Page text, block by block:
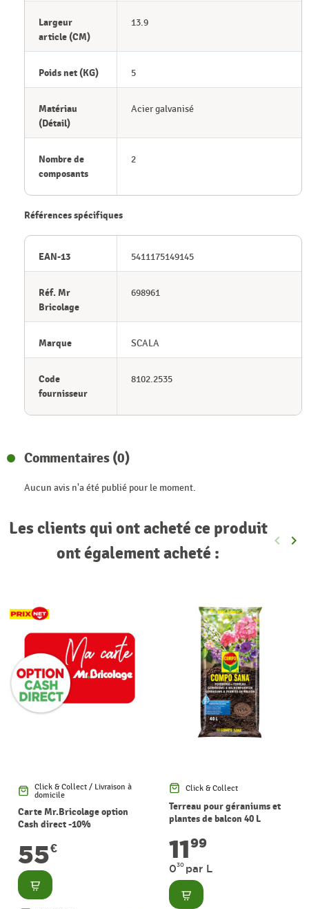
Largeur
article (CM)
13.9
Poids net (KG) 5
Matériau
(Détail)
Acier galvanisé
Nombre de
composants
2
Références spécifiques
EAN-13 5411175149145
Réf. Mr
Bricolage
698961
Marque SCALA
Code
fournisseur
8102.2535
Commentaires (0)
Aucun avis n'a été publié pour le moment.
Les clients qui ont acheté ce produit
ont également acheté :
keyboard_arrow_left keyboard_arrow_right
Click & Collect / Livraison à
domicile
Carte Mr.Bricolage option
Cash direct -10%
55€
Consulter
Click & Collect
Terreau pour géraniums et
plantes de balcon 40 L
1199
030 par L
Consulter